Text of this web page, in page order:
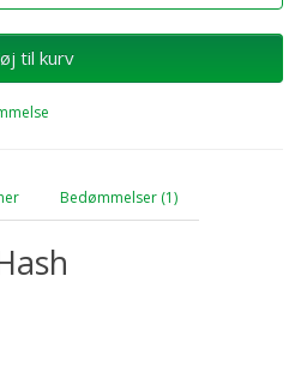
til kurv
Bedømmelser (1)